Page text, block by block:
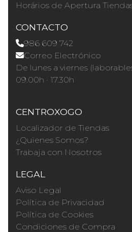
Horários de Apertura
CONTACTO
986 609 742
Correo Electrónico
De lunes a viernes
09.00h · 17.30h
CENTROXOGO
Localizador de Tiendas
¿Quienes Somos?
Trabaja con Nosotros
LEGAL
Aviso Legal
Política de Privacidad
Política de Cookies
Condiciones de Compra